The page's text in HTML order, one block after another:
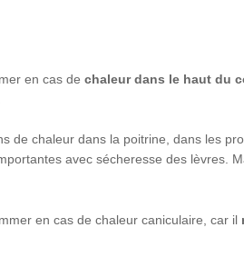
en cas dechaleur dans le haut du
de chaleur dans la poitrine, dans les
avec sécheresse des lèvres.
en cas de chaleur caniculaire, car il